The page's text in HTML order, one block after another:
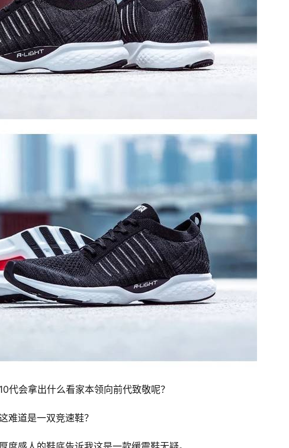
会拿出什么看家本领向前代致敬呢？
道是一双竞速鞋？